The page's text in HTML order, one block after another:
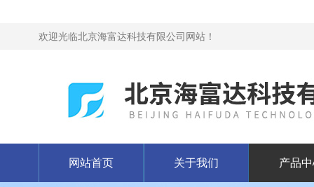
欢迎光临北京海富达科技有限公司网站！
网站首页 关于我们 产品